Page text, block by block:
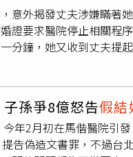
出軌的事實，並順利讓
息，透過非法管道偽造
，成功為該名私生子辦
戶籍管理法律的底線。
父親的行為不僅背叛
起當地公安機關及相關
證件、印章罪，以及盜
嚴厲的刑事處罰。目前
意外揭發丈夫涉嫌瞞著
證要求醫院停止相關程
分鐘，她又收到丈夫提
手術切除惡性腫瘤後
丈夫竟與另一名女子
利植入並出生，時間恐
證完成輔助生殖建檔及
後，朱女帶著合法結
表示，更令自己無法接
孫爭8億怒告假結
年2月初在馬偕醫院引
告偽造文書罪，不過台